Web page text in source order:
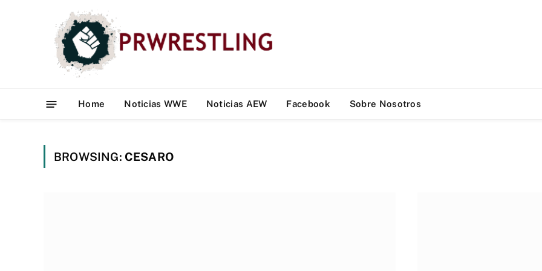
Home Noticias WWE Noticias AEW Facebook Sobre Nosotros
BROWSING: CESARO